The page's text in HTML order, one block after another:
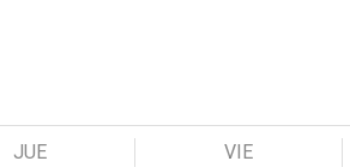
JUE VIE